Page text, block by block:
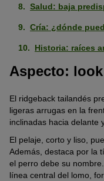
Salud: baja
Cría: ¿dónde
Historia: raíces
Aspecto:
El ridgeback tailandés
ligeras arrugas en la
inclinadas hacia delante
El pelaje, corto y liso,
Además, destaca por la
el perro debe su
línea central del lomo,